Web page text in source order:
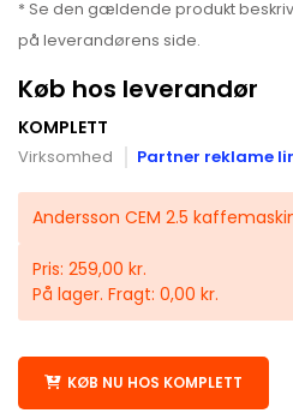
* Se den gældende produkt
på leverandørens side.
Køb hos leverandør
KOMPLETT
Virksomhed Partner reklame
Andersson CEM 2.5
Pris: 259,00 kr.
På lager. Fragt: 0,00 kr.
KØB NU HOS KOMPLETT